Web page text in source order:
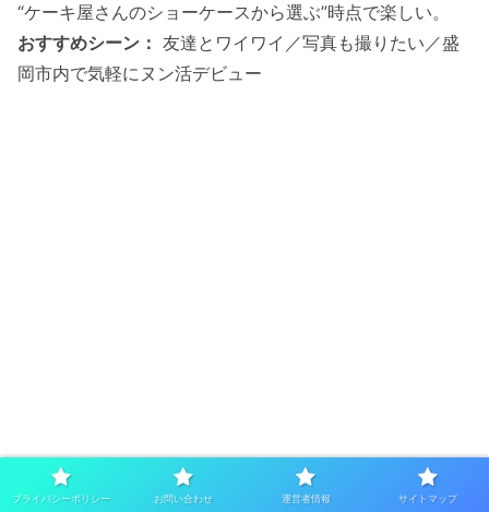
“ケーキ屋さんのショーケースから選ぶ”時点で楽しい。
おすすめシーン： 友達とワイワイ／写真も撮りたい／盛
岡市内で気軽にヌン活デビュー
プライバシーポリシー お問い合わせ 運営者情報 サイトマップ